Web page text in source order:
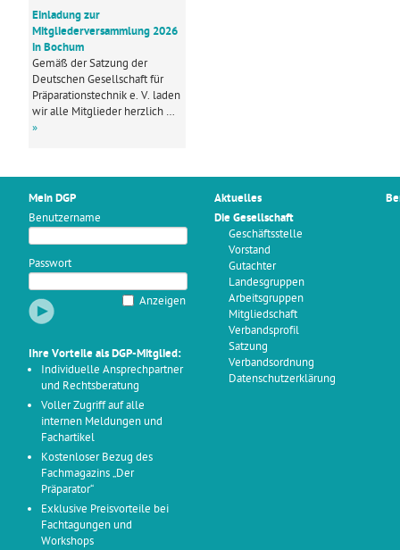
Einladung zur
Mitgliederversammlung 2026
in Bochum
Gemäß der Satzung der
Deutschen Gesellschaft für
Präparationstechnik e. V. laden
wir alle Mitglieder herzlich …
»
Mein DGP
Benutzername
Passwort
Anzeigen
Ihre Vorteile als DGP-Mitglied:
Individuelle Ansprechpartner
und Rechtsberatung
Voller Zugriff auf alle
internen Meldungen und
Fachartikel
Kostenloser Bezug des
Fachmagazins „Der
Präparator“
Exklusive Preisvorteile bei
Fachtagungen und
Workshops
Aktuelles
Die Gesellschaft
Geschäftsstelle
Vorstand
Gutachter
Landesgruppen
Arbeitsgruppen
Mitgliedschaft
Verbandsprofil
Satzung
Verbandsordnung
Datenschutzerklärung